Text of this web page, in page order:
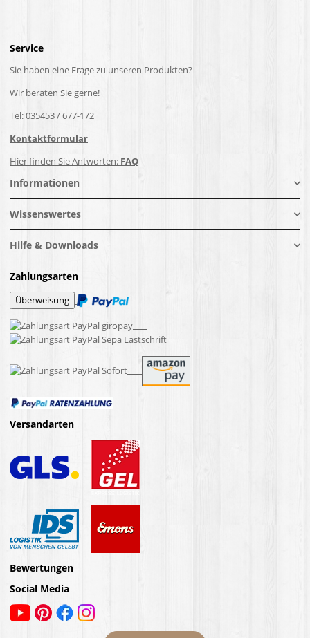
Service
Sie haben eine Frage zu unseren Produkten?
Wir beraten Sie gerne!
Tel: 035453 / 677-172
Kontaktformular
Hier finden Sie Antworten: FAQ
Informationen
Wissenswertes
Hilfe & Downloads
Zahlungsarten
Versandarten
Bewertungen
Social Media